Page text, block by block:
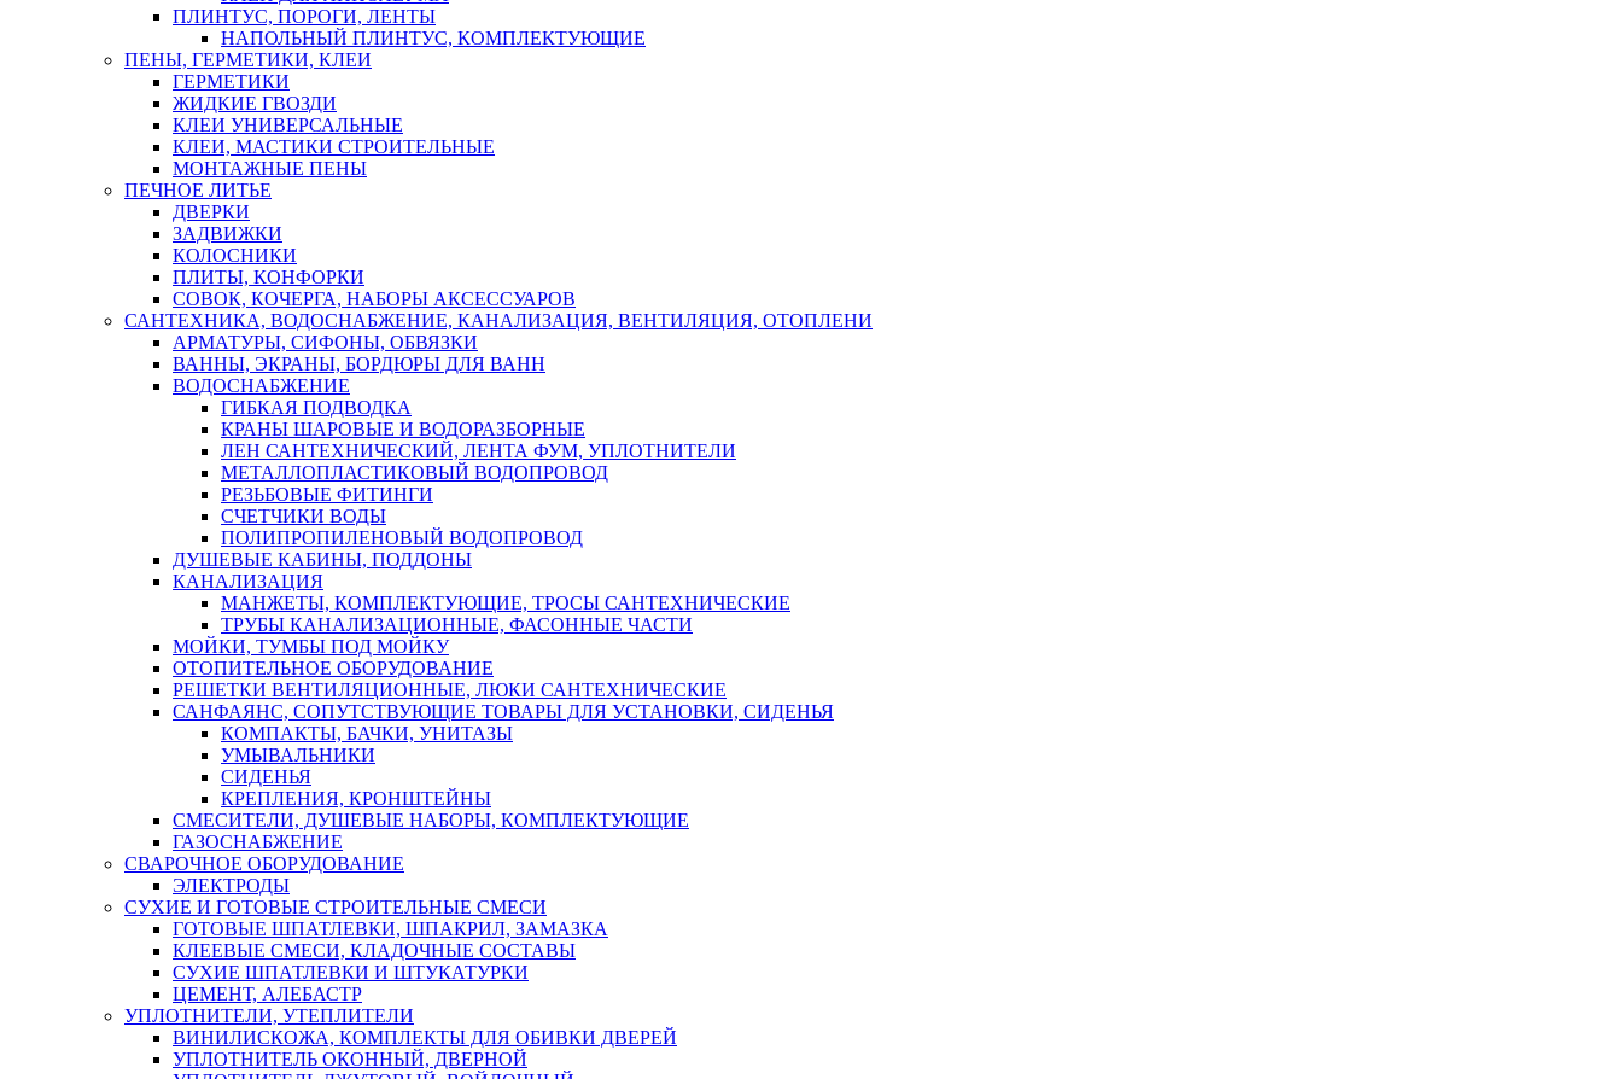
ПЛИНТУС, ПОРОГИ, ЛЕНТЫ
НАПОЛЬНЫЙ ПЛИНТУС, КОМПЛЕКТУЮЩИЕ
ПЕНЫ, ГЕРМЕТИКИ, КЛЕИ
ГЕРМЕТИКИ
ЖИДКИЕ ГВОЗДИ
КЛЕИ УНИВЕРСАЛЬНЫЕ
КЛЕИ, МАСТИКИ СТРОИТЕЛЬНЫЕ
МОНТАЖНЫЕ ПЕНЫ
ПЕЧНОЕ ЛИТЬЕ
ДВЕРКИ
ЗАДВИЖКИ
КОЛОСНИКИ
ПЛИТЫ, КОНФОРКИ
СОВОК, КОЧЕРГА, НАБОРЫ АКСЕССУАРОВ
САНТЕХНИКА, ВОДОСНАБЖЕНИЕ, КАНАЛИЗАЦИЯ, ВЕНТИЛЯЦИЯ, ОТОПЛЕНИ
АРМАТУРЫ, СИФОНЫ, ОБВЯЗКИ
ВАННЫ, ЭКРАНЫ, БОРДЮРЫ ДЛЯ ВАНН
ВОДОСНАБЖЕНИЕ
ГИБКАЯ ПОДВОДКА
КРАНЫ ШАРОВЫЕ И ВОДОРАЗБОРНЫЕ
ЛЕН САНТЕХНИЧЕСКИЙ, ЛЕНТА ФУМ, УПЛОТНИТЕЛИ
МЕТАЛЛОПЛАСТИКОВЫЙ ВОДОПРОВОД
РЕЗЬБОВЫЕ ФИТИНГИ
СЧЕТЧИКИ ВОДЫ
ПОЛИПРОПИЛЕНОВЫЙ ВОДОПРОВОД
ДУШЕВЫЕ КАБИНЫ, ПОДДОНЫ
КАНАЛИЗАЦИЯ
МАНЖЕТЫ, КОМПЛЕКТУЮЩИЕ, ТРОСЫ САНТЕХНИЧЕСКИЕ
ТРУБЫ КАНАЛИЗАЦИОННЫЕ, ФАСОННЫЕ ЧАСТИ
МОЙКИ, ТУМБЫ ПОД МОЙКУ
ОТОПИТЕЛЬНОЕ ОБОРУДОВАНИЕ
РЕШЕТКИ ВЕНТИЛЯЦИОННЫЕ, ЛЮКИ САНТЕХНИЧЕСКИЕ
САНФАЯНС, СОПУТСТВУЮЩИЕ ТОВАРЫ ДЛЯ УСТАНОВКИ, СИДЕНЬЯ
КОМПАКТЫ, БАЧКИ, УНИТАЗЫ
УМЫВАЛЬНИКИ
СИДЕНЬЯ
КРЕПЛЕНИЯ, КРОНШТЕЙНЫ
СМЕСИТЕЛИ, ДУШЕВЫЕ НАБОРЫ, КОМПЛЕКТУЮЩИЕ
ГАЗОСНАБЖЕНИЕ
СВАРОЧНОЕ ОБОРУДОВАНИЕ
ЭЛЕКТРОДЫ
СУХИЕ И ГОТОВЫЕ СТРОИТЕЛЬНЫЕ СМЕСИ
ГОТОВЫЕ ШПАТЛЕВКИ, ШПАКРИЛ, ЗАМАЗКА
КЛЕЕВЫЕ СМЕСИ, КЛАДОЧНЫЕ СОСТАВЫ
СУХИЕ ШПАТЛЕВКИ И ШТУКАТУРКИ
ЦЕМЕНТ, АЛЕБАСТР
УПЛОТНИТЕЛИ, УТЕПЛИТЕЛИ
ВИНИЛИСКОЖА, КОМПЛЕКТЫ ДЛЯ ОБИВКИ ДВЕРЕЙ
УПЛОТНИТЕЛЬ ОКОННЫЙ, ДВЕРНОЙ